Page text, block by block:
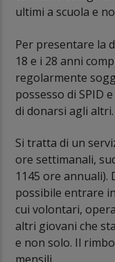
ultimi a scuola e
Per presentare la
18 e i 28 anni
regolarmente
possesso di SPID
di donarsi agli altri.
Si tratta di un
ore settimanali,
1145 ore annuali).
possibile entrare
cui volontari,
altri giovani che
e non solo. Il